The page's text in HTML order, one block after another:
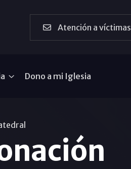
Atención a
Dono a mi Iglesia